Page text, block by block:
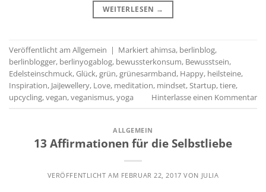
WEITERLESEN →
Veröffentlicht am Allgemein | Markiertahimsa, berlinblog,
berlinblogger, berlinyogablog, bewussterkonsum, Bewusstsein,
Edelsteinschmuck,Glück,grün,grünesarmband, Happy, heilsteine,
Inspiration, JaiJewellery, Love, meditation, mindset,Startup,tiere,
upcycling,vegan,veganismus,yoga Hinterlasse einen Kommentar
ALLGEMEIN
13 Affirmationen für die Selbstliebe
VERÖFFENTLICHT AM FEBRUAR 22, 2017 VON JULIA